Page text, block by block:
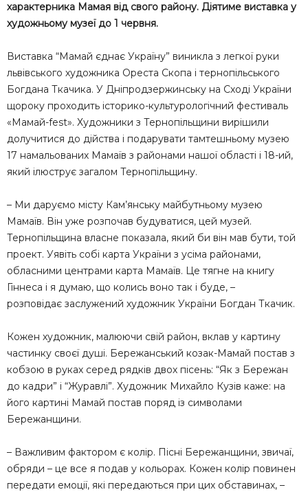
характерника Мамая від свого району. Діятиме виставка у
художньому музеї до 1 червня.
Виставка “Мамай єднає Україну” виникла з легкої руки
львівського художника Ореста Скопа і тернопільського
Богдана Ткачика. У Дніпродзержинську на Сході України
щороку проходить історико-культурологічний фестиваль
«Мамай-fest». Художники з Тернопільщини вирішили
долучитися до дійства і подарувати тамтешньому музею
17 намальованих Мамаїв з районами нашої області і 18-ий,
який ілюструє загалом Тернопільщину.
– Ми даруємо місту Кам’янську майбутньому музею
Мамаїв. Він уже розпочав будуватися, цей музей.
Тернопільщина власне показала, який би він мав бути, той
проект. Уявіть собі карта України з усіма районами,
обласними центрами карта Мамаїв. Це тягне на книгу
Гіннеса і я думаю, що колись воно так і буде, –
розповідає заслужений художник України Богдан Ткачик.
Кожен художник, малюючи свій район, вклав у картину
частинку своєї душі. Бережанський козак-Мамай постав з
кобзою в руках серед рядків двох пісень: “Як з Бережан
до кадри” і “Журавлі”. Художник Михайло Кузів каже: на
його картині Мамай постав поряд із символами
Бережанщини.
– Важливим фактором є колір. Пісні Бережанщини, звичаї,
обряди – це все я подав у кольорах. Кожен колір повинен
передати емоції, які передаються при цих обставинах, –